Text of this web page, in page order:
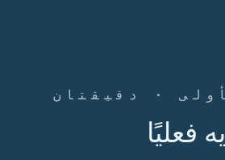
· دقيقتان
فعليًا